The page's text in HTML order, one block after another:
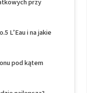
przy
L’Eau i na jakie
pod kątem